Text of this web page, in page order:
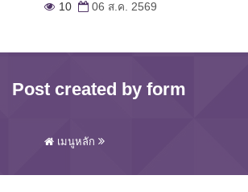
10 06 ส.ค. 2569
Post created by form
เมนูหลัก